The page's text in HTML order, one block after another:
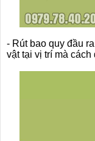
- Rút bao quy đầu
vật tại vị trí mà cách